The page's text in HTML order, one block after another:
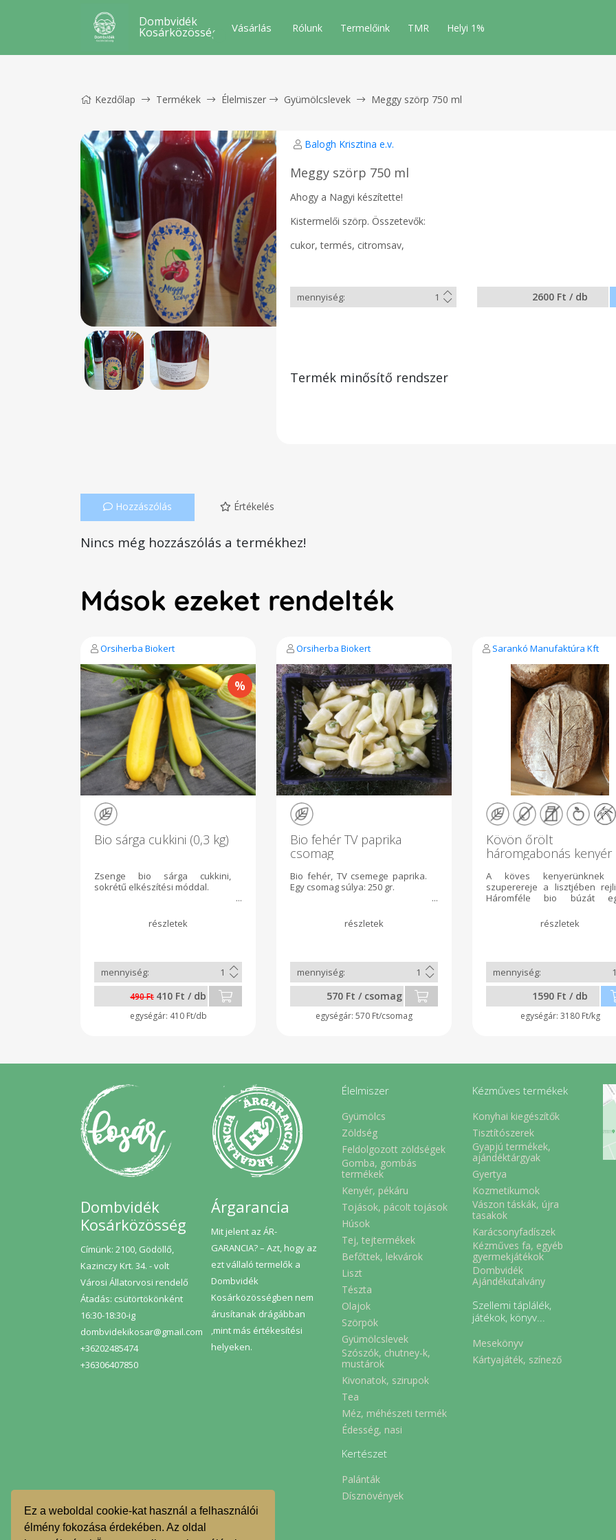
Ez a weboldal cookie-kat használ a felhasználói
élmény fokozása érdekében. Az oldal
Dombvidék
Kosárközösség Vásárlás Rólunk Termelőink TMR Helyi 1%
Kezdőlap Termékek Élelmiszer Gyümölcslevek Meggy szörp 750 ml
Balogh Krisztina e.v.
Meggy szörp 750 ml
Ahogy a Nagyi készítette!
Kistermelői szörp. Összetevők:
cukor, termés, citromsav,
2600 Ft / db
Termék minősítő rendszer
Hozzászólás Értékelés
Nincs még hozzászólás a termékhez!
Mások ezeket rendelték
Orsiherba Biokert
Bio sárga cukkini (0,3 kg)
Zsenge bio sárga cukkini,
sokrétű elkészítési móddal.
490 Ft 410 Ft / db
410 Ft/db
Orsiherba Biokert
Bio fehér TV paprika
csomag
Bio fehér, TV csemege paprika.
Egy csomag súlya: 250 gr.
570 Ft / csomag
570 Ft/csomag
Sarankó Manufaktúra Kft
Kövön őrölt
háromgabonás kenyér
A köves kenyerünknek
szuperereje a lisztjében
Háromféle bio búzát
technológiát használó malom
őrölte meg nekünk, amitől a liszt
élvezhetőbb. Ez a kenyér
teljes kiőrlésű, mégis
puha és élvezhető.
1590 Ft / db
3180 Ft/kg
Dombvidék
Kosárközösség
Címünk: 2100, Gödöllő,
Kazinczy Krt. 34. - volt
Városi Állatorvosi rendelő
Átadás: csütörtökönként
16:30-18:30-ig
dombvidekikosar@gmail.com
+36202485474
+36306407850
Árgarancia
Mit jelent az ÁR-
GARANCIA? – Azt, hogy az
ezt vállaló termelők a
Dombvidék
Kosárközösségben nem
árusítanak drágábban
,mint más értékesítési
helyeken.
Élelmiszer
Gyümölcs
Zöldség
Feldolgozott zöldségek
Gomba, gombás
termékek
Kenyér, pékáru
Tojások, pácolt tojások
Húsok
Tej, tejtermékek
Befőttek, lekvárok
Liszt
Tészta
Olajok
Szörpök
Gyümölcslevek
Szószók, chutney-k,
mustárok
Kivonatok, szirupok
Tea
Méz, méhészeti termék
Édesség, nasi
Kertészet
Palánták
Dísznövények
Kézműves termékek
Konyhai kiegészítők
Tisztítószerek
Gyapjú termékek,
ajándéktárgyak
Gyertya
Kozmetikumok
Vászon táskák, újra
tasakok
Karácsonyfadíszek
Kézműves fa, egyéb
gyermekjátékok
Dombvidék
Ajándékutalvány
Szellemi táplálék,
játékok, könyv...
Mesekönyv
Kártyajáték, színező